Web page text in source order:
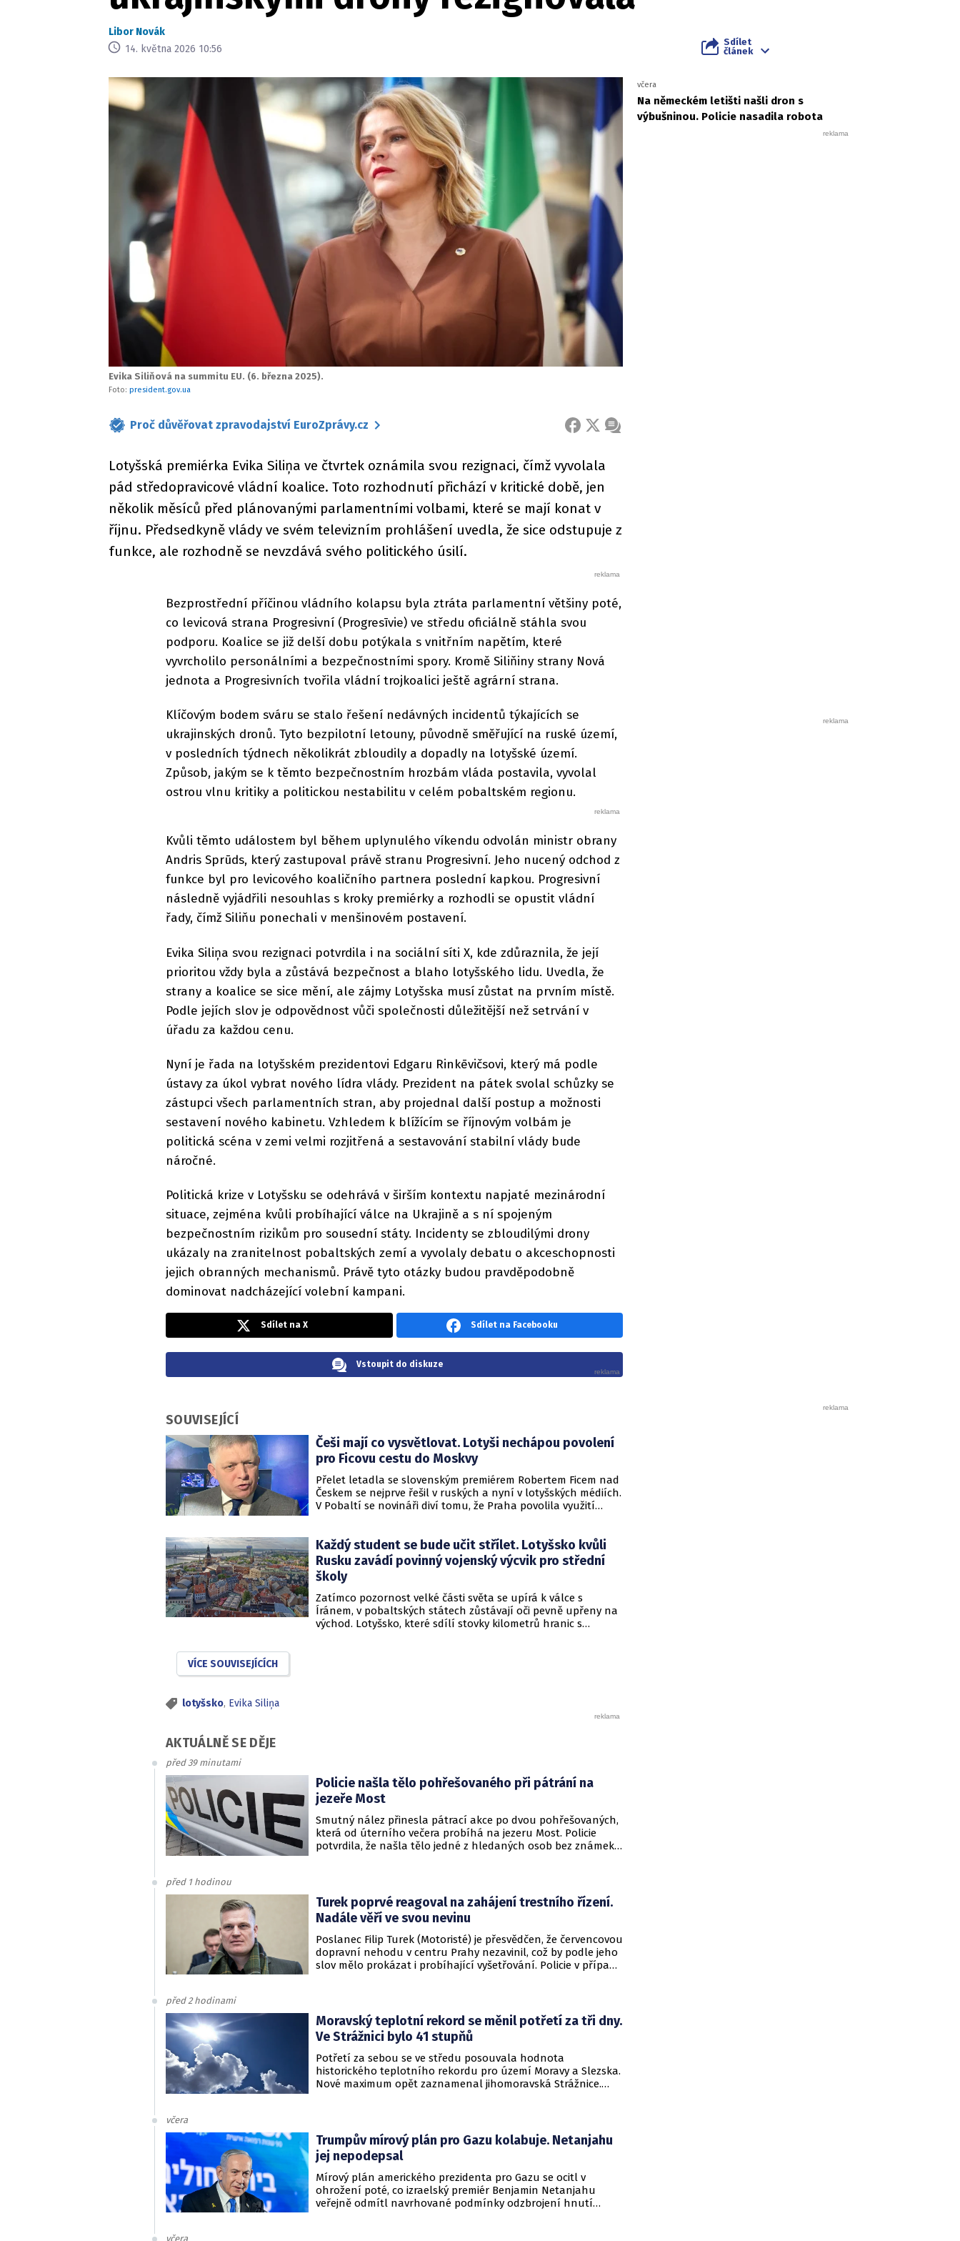
Libor Novák
14. května 2026 10:56
Sdílet
článek
Evika Siliňová na summitu EU. (6. března 2025).
Foto: president.gov.ua
Proč důvěřovat zpravodajství EuroZprávy.cz FACEBOOK
X ZPRÁVA
Lotyšská premiérka Evika Siliņa ve čtvrtek oznámila svou rezignaci, čímž vyvolala
pád středopravicové vládní koalice. Toto rozhodnutí přichází v kritické době, jen
několik měsíců před plánovanými parlamentními volbami, které se mají konat v
říjnu. Předsedkyně vlády ve svém televizním prohlášení uvedla, že sice odstupuje z
funkce, ale rozhodně se nevzdává svého politického úsilí.
Bezprostřední příčinou vládního kolapsu byla ztráta parlamentní většiny poté,
co levicová strana Progresivní (Progresīvie) ve středu oficiálně stáhla svou
podporu. Koalice se již delší dobu potýkala s vnitřním napětím, které
vyvrcholilo personálními a bezpečnostními spory. Kromě Siliňiny strany Nová
jednota a Progresivních tvořila vládní trojkoalici ještě agrární strana.
Klíčovým bodem sváru se stalo řešení nedávných incidentů týkajících se
ukrajinských dronů. Tyto bezpilotní letouny, původně směřující na ruské území,
v posledních týdnech několikrát zbloudily a dopadly na lotyšské území.
Způsob, jakým se k těmto bezpečnostním hrozbám vláda postavila, vyvolal
ostrou vlnu kritiky a politickou nestabilitu v celém pobaltském regionu.
Kvůli těmto událostem byl během uplynulého víkendu odvolán ministr obrany
Andris Sprūds, který zastupoval právě stranu Progresivní. Jeho nucený odchod z
funkce byl pro levicového koaličního partnera poslední kapkou. Progresivní
následně vyjádřili nesouhlas s kroky premiérky a rozhodli se opustit vládní
řady, čímž Siliňu ponechali v menšinovém postavení.
Evika Siliņa svou rezignaci potvrdila i na sociální síti X, kde zdůraznila, že její
prioritou vždy byla a zůstává bezpečnost a blaho lotyšského lidu. Uvedla, že
strany a koalice se sice mění, ale zájmy Lotyšska musí zůstat na prvním místě.
Podle jejích slov je odpovědnost vůči společnosti důležitější než setrvání v
úřadu za každou cenu.
Nyní je řada na lotyšském prezidentovi Edgaru Rinkēvičsovi, který má podle
ústavy za úkol vybrat nového lídra vlády. Prezident na pátek svolal schůzky se
zástupci všech parlamentních stran, aby projednal další postup a možnosti
sestavení nového kabinetu. Vzhledem k blížícím se říjnovým volbám je
politická scéna v zemi velmi rozjitřená a sestavování stabilní vlády bude
náročné.
Politická krize v Lotyšsku se odehrává v širším kontextu napjaté mezinárodní
situace, zejména kvůli probíhající válce na Ukrajině a s ní spojeným
bezpečnostním rizikům pro sousední státy. Incidenty se zbloudilými drony
ukázaly na zranitelnost pobaltských zemí a vyvolaly debatu o akceschopnosti
jejich obranných mechanismů. Právě tyto otázky budou pravděpodobně
dominovat nadcházející volební kampani.
včera
Na německém letišti našli dron s
výbušninou. Policie nasadila robota
Sdílet na X Sdílet na Facebooku
Vstoupit do diskuze
SOUVISEJÍCÍ
Češi mají co vysvětlovat. Lotyši nechápou povolení
pro Ficovu cestu do Moskvy
Přelet letadla se slovenským premiérem Robertem Ficem nad
Českem se nejprve řešil v ruských a nyní v lotyšských médiích.
V Pobaltí se novináři diví tomu, že Praha povolila využití
Každý student se bude učit střílet. Lotyšsko kvůli
Rusku zavádí povinný vojenský výcvik pro střední
školy
Zatímco pozornost velké části světa se upírá k válce s
Íránem, v pobaltských státech zůstávají oči pevně upřeny na
východ. Lotyšsko, které sdílí stovky kilometrů hranic s
VÍCE SOUVISEJÍCÍCH
lotyšsko, Evika Siliņa
AKTUÁLNĚ SE DĚJE
před 39 minutami
Policie našla tělo pohřešovaného při pátrání na
jezeře Most
Smutný nález přinesla pátrací akce po dvou pohřešovaných,
která od úterního večera probíhá na jezeru Most. Policie
potvrdila, že našla tělo jedné z hledaných osob bez známek
před 1 hodinou
Turek poprvé reagoval na zahájení trestního řízení.
Nadále věří ve svou nevinu
Poslanec Filip Turek (Motoristé) je přesvědčen, že červencovou
dopravní nehodu v centru Prahy nezavinil, což by podle jeho
slov mělo prokázat i probíhající vyšetřování. Policie v případu
před 2 hodinami
Moravský teplotní rekord se měnil potřetí za tři dny.
Ve Strážnici bylo 41 stupňů
Potřetí za sebou se ve středu posouvala hodnota
historického teplotního rekordu pro území Moravy a Slezska.
Nové maximum opět zaznamenal jihomoravská Strážnice.
včera
Trumpův mírový plán pro Gazu kolabuje. Netanjahu
jej nepodepsal
Mírový plán amerického prezidenta pro Gazu se ocitl v
ohrožení poté, co izraelský premiér Benjamin Netanjahu
veřejně odmítl navrhované podmínky odzbrojení hnutí
včera